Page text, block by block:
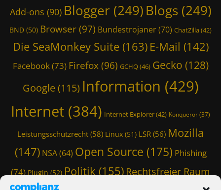
Add-ons (90) Blogger (249) Blogs(249)
BND (50) Browser (97) Bundestrojaner(70) ChatZilla(42)
Die SeaMonkey Suite(163) E-Mail (142)
Facebook(73) Firefox (96) GCHQ(46) Gecko (128)
Google(115) Information (429)
Internet (384) Internet Explorer(42) Konqueror(37)
Leistungsschutzrecht (58) Linux (51) LSR (56) Mozilla
(147) NSA(64) Open Source (175) Phishing
(74) Plugin (52) Politik (155) Rechtsfreier Raum